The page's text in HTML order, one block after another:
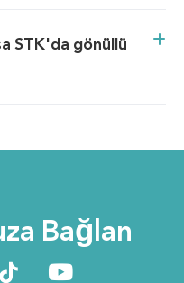
STK'da gönüllü
Bağlan